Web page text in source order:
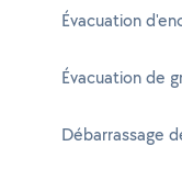
Évacuation
Évacuation de
Débarrassage